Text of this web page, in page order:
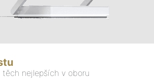
nejlepších v oboru